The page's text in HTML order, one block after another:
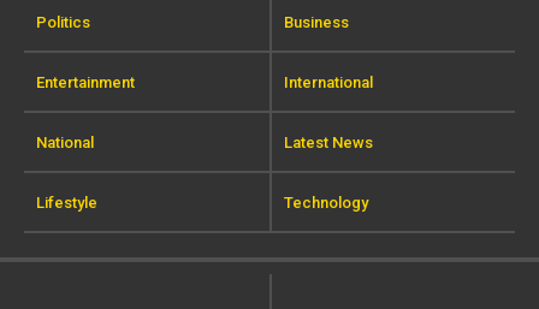
Politics Business
Entertainment International
National Latest News
Lifestyle Technology